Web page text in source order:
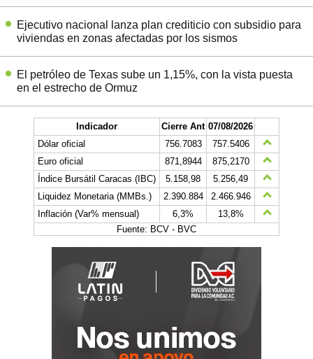
Ejecutivo nacional lanza plan crediticio con subsidio para
viviendas en zonas afectadas por los sismos
El petróleo de Texas sube un 1,15%, con la vista puesta
en el estrecho de Ormuz
Indicador Cierre Ant 07/08/2026
Dólar oficial
756.7083
757.5406
Euro oficial
871,8944
875,2170
Índice Bursátil Caracas (IBC)
5.158,98
5.256,49
Liquidez Monetaria (MMBs.)
2.390.884
2.466.946
Inflación (Var% mensual)
6,3%
13,8%
Fuente: BCV - BVC